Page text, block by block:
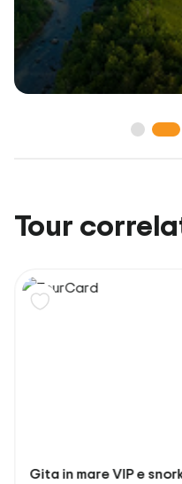
Tour
Gita subacquea